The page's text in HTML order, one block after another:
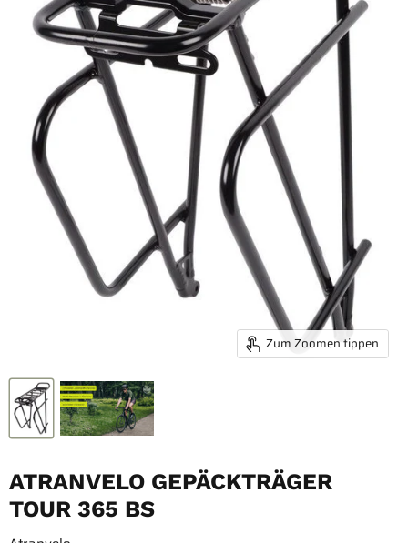
Zum Zoomen tippen
ATRANVELO GEPÄCKTRÄGER
TOUR 365 BS